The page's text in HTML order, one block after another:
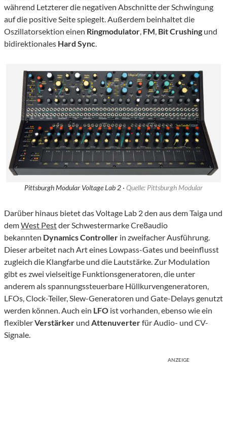
während Letzterer die negativen Abschnitte der Schwingung
auf die positive Seite spiegelt. Außerdem beinhaltet die
Oszillatorsektion einen Ringmodulator FM Bit Crushing und
bidirektionales Hard Sync
Pittsburgh Modular Voltage Lab 2 · Quelle: Pittsburgh Modular
Darüber hinaus bietet das Voltage Lab 2 den aus dem Taiga und
demWest Pestder Schwestermarke Cre8audio
bekannten Dynamics Controller in zweifacher Ausführung.
Dieser arbeitet nach Art eines Lowpass-Gates und beeinflusst
zugleich die Klangfarbe und die Lautstärke. Zur Modulation
gibt es zwei vielseitige Funktionsgeneratoren, die unter
anderem als spannungssteuerbare Hüllkurvengeneratoren,
LFOs, Clock-Teiler, Slew-Generatoren und Gate-Delays genutzt
werden können. Auch ein LFO ist vorhanden, ebenso wie ein
flexiblerVerstärker und Attenuverterfür Audio- und CV-
Signale.
ANZEIGE